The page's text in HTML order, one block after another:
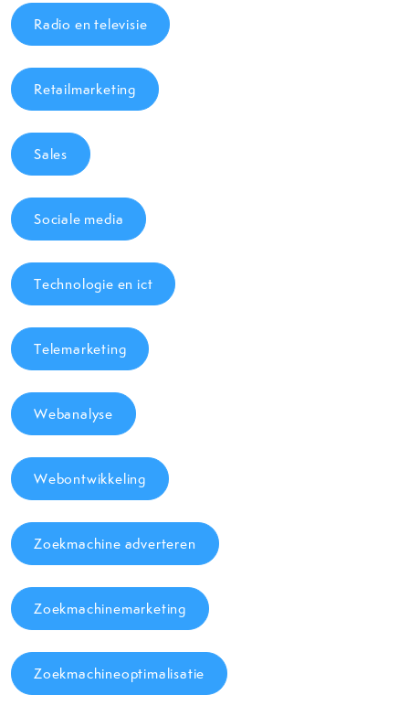
Radio en televisie
Retailmarketing
Sales
Sociale media
Technologie en ict
Telemarketing
Webanalyse
Webontwikkeling
Zoekmachine adverteren
Zoekmachinemarketing
Zoekmachineoptimalisatie